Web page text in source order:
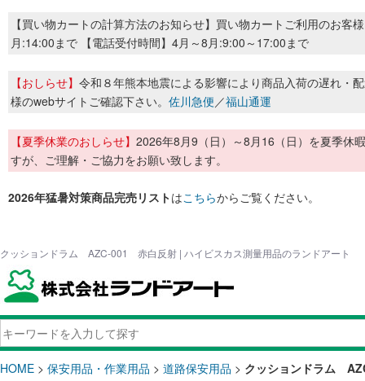
【買い物カートの計算方法のお知らせ】買い物カートご利用のお客
月:14:00まで 【電話受付時間】4月～8月:9:00～17:00まで
【おしらせ】 令和８年熊本地震による影響により商品入荷の遅れ・
様のwebサイトご確認下さい。 佐川急便／福山通運
【夏季休業のおしらせ】 2026年8月9（日）～8月16（日）を夏季休
すが、ご理解・ご協力をお願い致します。
2026年猛暑対策商品完売リストはこちらからご覧ください。
クッションドラム AZC-001 赤白反射 | ハイビスカス測量用品のランドアート
HOME > 保安用品・作業用品 > 道路保安用品 > クッションドラム